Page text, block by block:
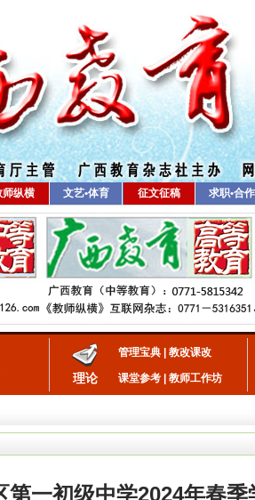
师纵横 文艺•体育 征文征稿 求职•合作
理论
管理宝典 教改课改
课堂参考 教师工作坊
一初级中学2024年春季